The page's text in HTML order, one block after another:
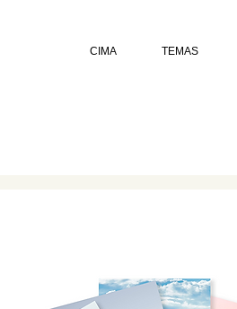
CIMA TEMAS